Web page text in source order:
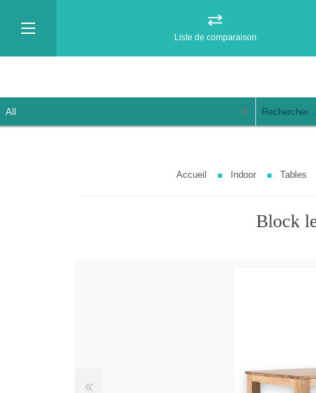
Liste de comparaison
Accueil Indoor Tables
Block